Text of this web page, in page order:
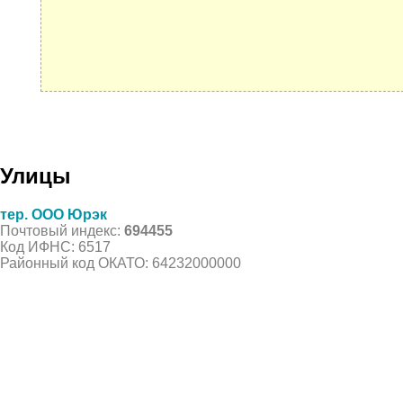
Улицы
тер. ООО Юрэк
Почтовый индекс: 694455
Код ИФНС: 6517
Районный код ОКАТО: 64232000000